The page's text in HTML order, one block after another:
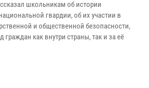
школьникам об истории
гвардии, об их участии в
и общественной безопасности,
граждан как внутри страны, так и за её